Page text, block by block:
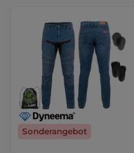
Sonderangebot